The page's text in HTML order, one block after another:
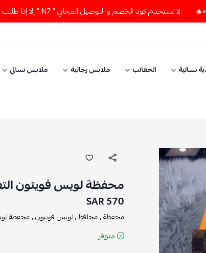
لا تستخدم كود الخصم و التوصيل المجاني " N7 " إلا إذا طلبت قطعتين أو أكثر 👀🔥
نسائية الحقائب ملابس رجالية ملابس نسائي
محفظة لويس فويتون
570 SAR
محفظة ,محافظ ,لويس فويتون ,محفظة
متوفر